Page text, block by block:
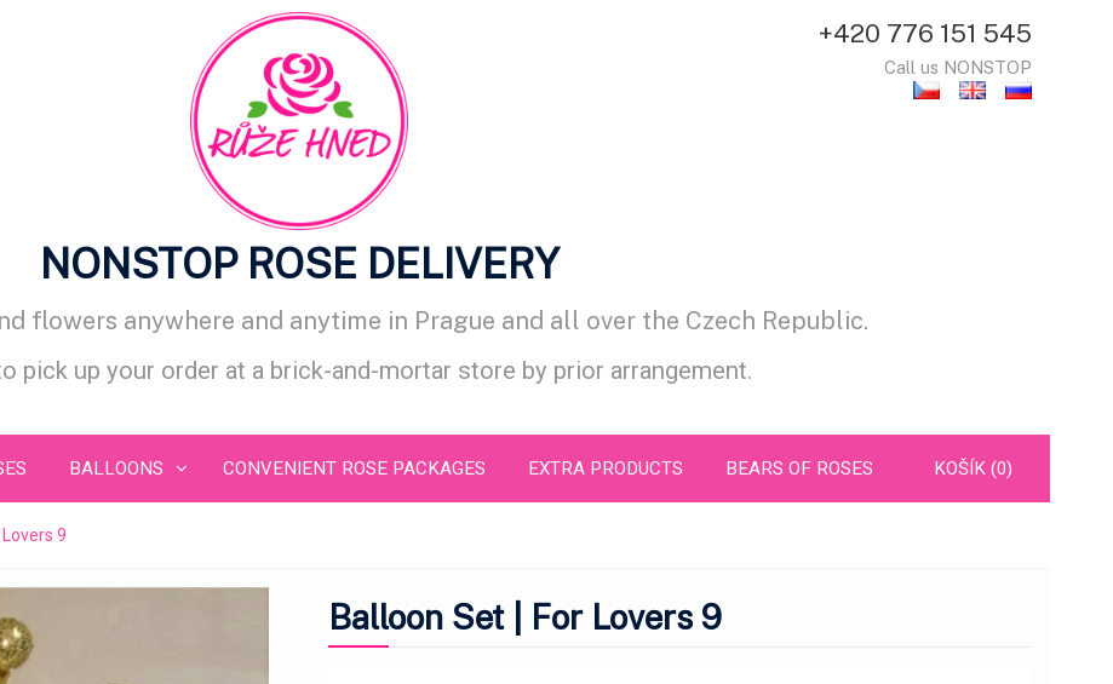
+420 776 151 545
Call us NONSTOP
NONSTOP ROSE DELIVERY
flowers anywhere and anytime in Prague and all over the Czech Republic.
pick up your order at a brick-and-mortar store by prior arrangement.
BALLOONS CONVENIENT ROSE PACKAGES EXTRA PRODUCTS BEARS OF ROSES KOŠÍK (0)
9
Balloon Set | For Lovers 9